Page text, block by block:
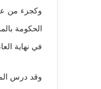
وكجزء من
الحكومة
في نهاية
وقد درس